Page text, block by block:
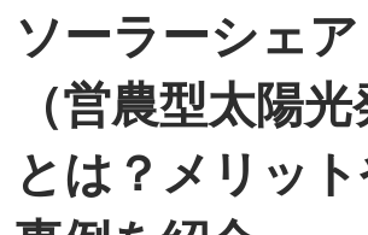
ソーラーシェ
（営農型太陽光
とは？メリッ